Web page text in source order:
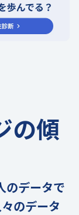
の傾
データで
のデータ